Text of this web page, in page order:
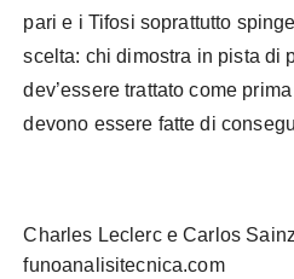
pari e i Tifosi soprattutto
scelta: chi dimostra in pista di
dev’essere trattato come
devono essere fatte di
Charles Leclerc e Carlos
funoanalisitecnica.com